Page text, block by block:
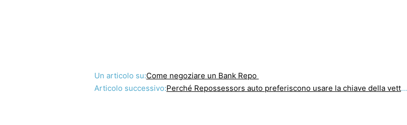
Un articolo su:Come negoziare un Bank Repo
Articolo successivo:Perché Repossessors auto preferiscono usare la chiave della vettura per il traino della vettura ?